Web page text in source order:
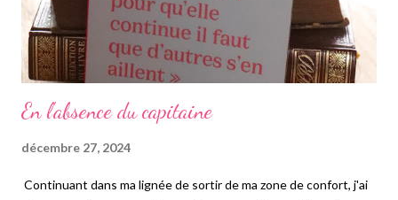
En l'absence du capitaine
décembre 27, 2024
Continuant dans ma lignée de sortir de ma zone de confort, j'ai